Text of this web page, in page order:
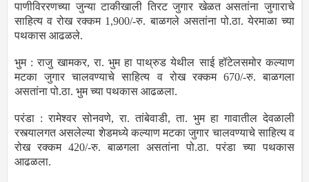
पाणीविररणच्या जुन्या टाकीखाली तिरट जुगार खेळत असतांना जुगाराचे
साहित्य व रोख रक्कम 1,900/-रु. बाळगले असतांना पो.ठा. येरमाळा च्या
पथकास आढळले.
भुम : राजु खामकर, रा. भुम हा पाथ्रुड येथील साई हॉटेलसमोर कल्याण
मटका जुगार चालवण्याचे साहित्य व रोख रक्कम 670/-रु. बाळगला
असतांना पो.ठा. भुम च्या पथकास आढळला.
परंडा : रामेश्वर सोनवणे, रा. तांबेवाडी, ता. भुम हा गावातील देवळाली
रस्त्यालगत असलेल्या शेडमध्ये कल्याण मटका जुगार चालवण्याचे साहित्य व
रोख रक्कम 420/-रु. बाळगला असतांना पो.ठा. परंडा च्या पथकास
आढळला.